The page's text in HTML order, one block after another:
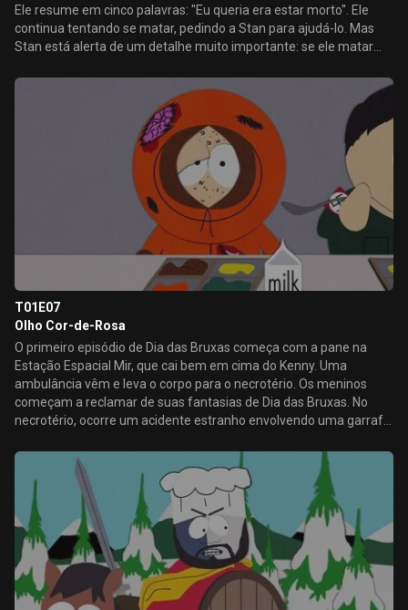
Ele resume em cinco palavras: "Eu queria era estar morto". Ele
continua tentando se matar, pedindo a Stan para ajudá-lo. Mas
Stan está alerta de um detalhe muito importante: se ele matar
poderá assistir Terrance e Phillip.
T01E07
Olho Cor-de-Rosa
O primeiro episódio de Dia das Bruxas começa com a pane na
Estação Espacial Mir, que cai bem em cima do Kenny. Uma
ambulância vêm e leva o corpo para o necrotério. Os meninos
começam a reclamar de suas fantasias de Dia das Bruxas. No
necrotério, ocorre um acidente estranho envolvendo uma garrafa
um membro dos não-mortos. Kenny se liberta e vaga pela noite.